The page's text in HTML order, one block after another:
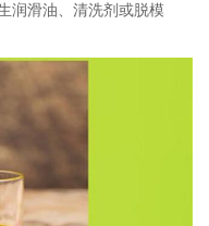
润滑油、清洗剂或脱模